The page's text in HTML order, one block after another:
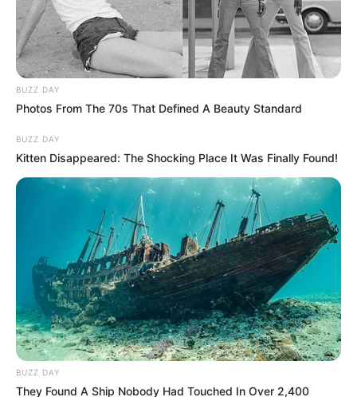
BUZZ DAY
Photos From The 70s That Defined A Beauty Standard
BUZZ DAY
Kitten Disappeared: The Shocking Place It Was Finally Found!
BUZZ DAY
They Found A Ship Nobody Had Touched In Over 2,400